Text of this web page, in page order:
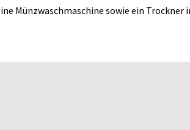
Münzwaschmaschine sowie ein Trockner